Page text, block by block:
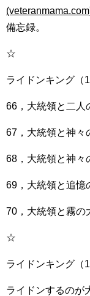
備忘録。
☆
ライドンキング
66，大統領と二人
67，大統領と神々
68，大統領と神々
69，大統領と追憶
70，大統領と霧の
☆
ライドンキング
ライドンするのが